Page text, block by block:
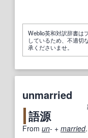
Weblio英和対訳辞書は
しているため、不適切
承くださいませ。
unmarried
語源
From un- +‎ married.